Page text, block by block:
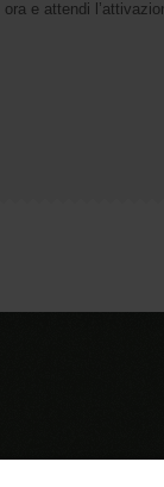
e attendi